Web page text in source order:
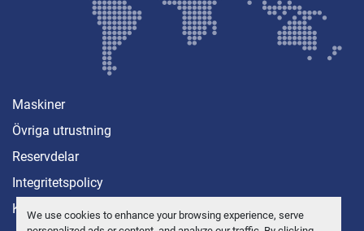
We use cookies to enhance your browsing experience, serve
Maskiner
Övriga utrustning
Reservdelar
Integritetspolicy
Kontakt